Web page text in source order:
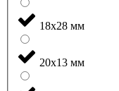
18x28 мм
20x13 мм